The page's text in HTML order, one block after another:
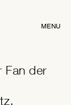
MENU
Fan der